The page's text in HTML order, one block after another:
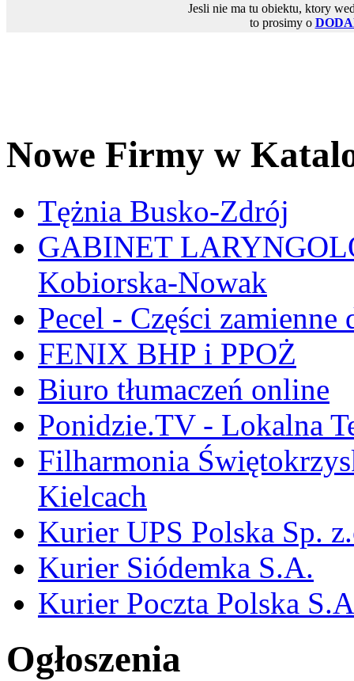
Jesli nie ma tu obiektu, ktory
to prosimy o
Nowe Firmy w
Tężnia Busko-Zdrój
GABINET
Kobiorska-Nowak
Pecel - Części
FENIX BHP i PPOŻ
Biuro tłumaczeń online
Ponidzie.TV - Lokalna
Filharmonia
Kielcach
Kurier UPS Polska Sp.
Kurier Siódemka S.A.
Kurier Poczta Polska
Ogłoszenia